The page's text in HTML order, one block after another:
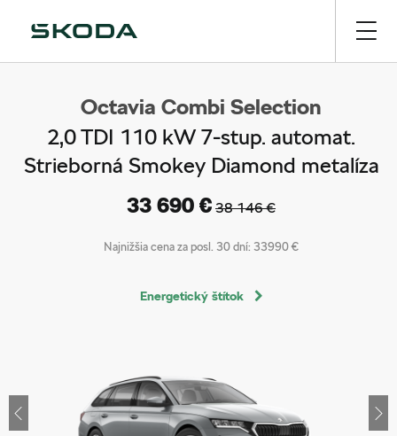
Octavia Combi Selection
2,0 TDI 110 kW 7-stup. automat.
Strieborná Smokey Diamond metalíza
33 690 € 38 146 €
Najnižšia cena za posl. 30 dní: 33990 €
Energetický štítok
Previous